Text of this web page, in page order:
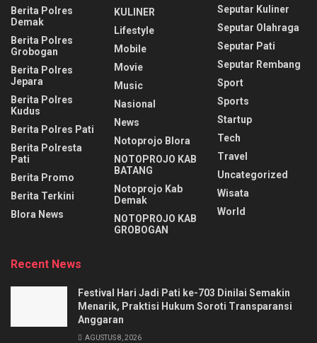
Berita Polres
Demak
Berita Polres
Grobogan
Berita Polres
Jepara
Berita Polres
Kudus
Berita Polres Pati
Berita Polresta
Pati
Berita Promo
Berita Terkini
Blora News
KULINER
Lifestyle
Mobile
Movie
Music
Nasional
News
Notoprojo Blora
NOTOPROJO KAB
BATANG
Notoprojo Kab
Demak
NOTOPROJO KAB
GROBOGAN
Seputar Kuliner
Seputar Olahraga
Seputar Pati
Seputar Rembang
Sport
Sports
Startup
Tech
Travel
Uncategorized
Wisata
World
Recent News
Festival Hari Jadi Pati ke-703 Dinilai Semakin
Menarik, Praktisi Hukum Soroti Transparansi
Anggaran
AGUSTUS 8, 2026